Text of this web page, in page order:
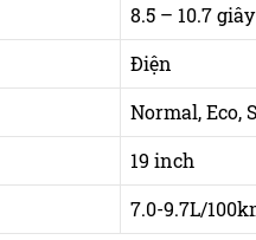
8.5 – 10.7 giây
Điện
Normal, Eco,
19 inch
7.0-9.7L/